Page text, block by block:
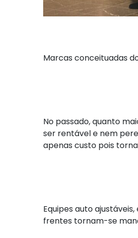
Marcas conceituadas
No passado, quanto
ser rentável e nem
apenas custo pois
Equipes auto
frentes tornam-se